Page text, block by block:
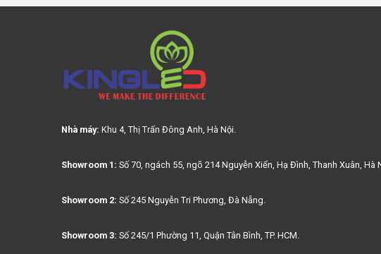
Nhà máy: Khu 4, Thị Trấn Đông Anh, Hà Nội.
Showroom 1: Số 70, ngách 55, ngõ 214 Nguyễn Xiển, Hạ Đình, Thanh Xuân, Hà
Showroom 2: Số 245 Nguyễn Tri Phương, Đà Nẵng.
Showroom 3: Số 245/1 Phường 11, Quận Tân Bình, TP. HCM.